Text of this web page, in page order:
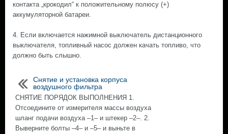
контакта „крокодил“ к положительному полюсу (+)
аккумуляторной батареи.
4. Если включается нажимной выключатель дистанционного
выключателя, топливный насос должен качать топливо, что
должно быть слышно.
Снятие и установка корпуса
воздушного фильтра
СНЯТИЕ ПОРЯДОК ВЫПОЛНЕНИЯ 1.
Отсоедините от измерителя массы воздуха
шланг подачи воздуха –1– и штекер –2–. 2.
Выверните болты –4– и –5– и выньте в